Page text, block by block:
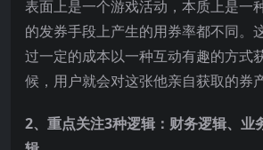
表面上是一个游戏活动，本质上是一
的发券手段上产生的用券率都不同。
过一定的成本以一种互动有趣的方式
候，用户就会对这张他亲自获取的券
2、重点关注3种逻辑：财务逻辑、业